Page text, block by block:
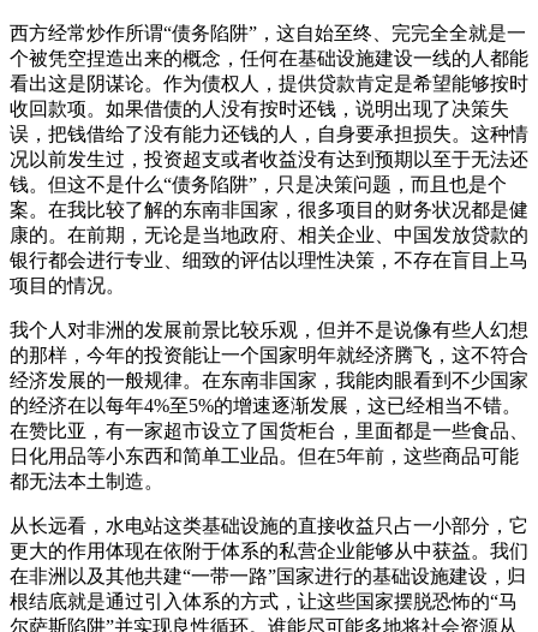
西方经常炒作所谓“债务陷阱”，这自始至终、完完全全就是一
个被凭空捏造出来的概念，任何在基础设施建设一线的人都能
看出这是阴谋论。作为债权人，提供贷款肯定是希望能够按时
收回款项。如果借债的人没有按时还钱，说明出现了决策失
误，把钱借给了没有能力还钱的人，自身要承担损失。这种情
况以前发生过，投资超支或者收益没有达到预期以至于无法还
钱。但这不是什么“债务陷阱”，只是决策问题，而且也是个
案。在我比较了解的东南非国家，很多项目的财务状况都是健
康的。在前期，无论是当地政府、相关企业、中国发放贷款的
银行都会进行专业、细致的评估以理性决策，不存在盲目上马
项目的情况。
我个人对非洲的发展前景比较乐观，但并不是说像有些人幻想
的那样，今年的投资能让一个国家明年就经济腾飞，这不符合
经济发展的一般规律。在东南非国家，我能肉眼看到不少国家
的经济在以每年4%至5%的增速逐渐发展，这已经相当不错。
在赞比亚，有一家超市设立了国货柜台，里面都是一些食品、
日化用品等小东西和简单工业品。但在5年前，这些商品可能
都无法本土制造。
从长远看，水电站这类基础设施的直接收益只占一小部分，它
更大的作用体现在依附于体系的私营企业能够从中获益。我们
在非洲以及其他共建“一带一路”国家进行的基础设施建设，归
根结底就是通过引入体系的方式，让这些国家摆脱恐怖的“马
尔萨斯陷阱”并实现良性循环。谁能尽可能多地将社会资源从